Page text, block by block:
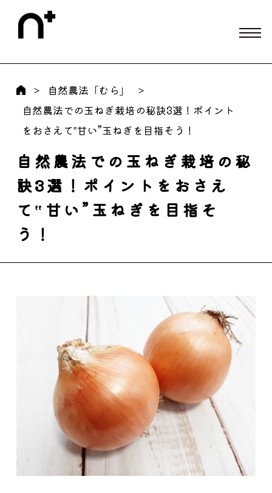
自然農法「むら」
自然農法での玉ねぎ栽培の秘訣3選！ポイント
をおさえて‟甘い”玉ねぎを目指そう！
自然農法での玉ねぎ栽培の秘
訣3選！ポイントをおさえ
て‟甘い”玉ねぎを目指そ
う！